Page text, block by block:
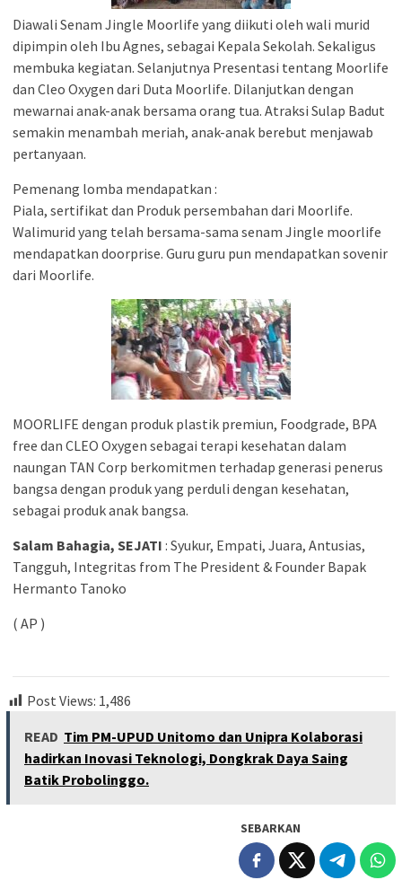
Diawali Senam Jingle Moorlife yang diikuti oleh wali murid
dipimpin oleh Ibu Agnes, sebagai Kepala Sekolah. Sekaligus
membuka kegiatan. Selanjutnya Presentasi tentang Moorlife
dan Cleo Oxygen dari Duta Moorlife. Dilanjutkan dengan
mewarnai anak-anak bersama orang tua. Atraksi Sulap Badut
semakin menambah meriah, anak-anak berebut menjawab
pertanyaan.
Pemenang lomba mendapatkan :
Piala, sertifikat dan Produk persembahan dari Moorlife.
Walimurid yang telah bersama-sama senam Jingle moorlife
mendapatkan doorprise. Guru guru pun mendapatkan sovenir
dari Moorlife.
MOORLIFE dengan produk plastik premiun, Foodgrade, BPA
free dan CLEO Oxygen sebagai terapi kesehatan dalam
naungan TAN Corp berkomitmen terhadap generasi penerus
bangsa dengan produk yang perduli dengan kesehatan,
sebagai produk anak bangsa.
Salam Bahagia, SEJATI : Syukur, Empati, Juara, Antusias,
Tangguh, Integritas from The President & Founder Bapak
Hermanto Tanoko
( AP )
Post Views: 1,486
READ Tim PM-UPUD Unitomo dan Unipra Kolaborasi
hadirkan Inovasi Teknologi, Dongkrak Daya Saing
Batik Probolinggo.
SEBARKAN